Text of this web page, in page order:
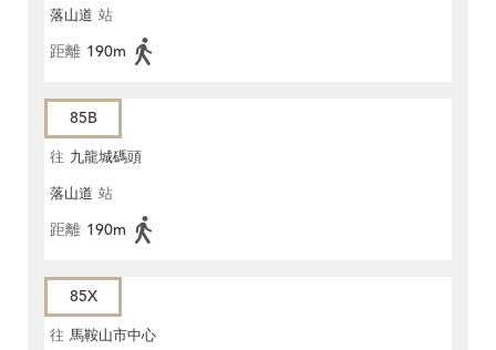
落山道 站
距離 190m
85B
往 九龍城碼頭
落山道 站
距離 190m
85X
往 馬鞍山市中心